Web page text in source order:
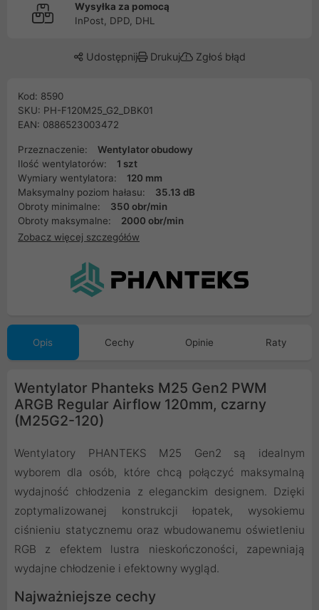
Wysyłka za pomocą
InPost, DPD, DHL
Udostępnij Drukuj Zgłoś błąd
Kod: 8590
SKU: PH-F120M25_G2_DBK01
EAN: 0886523003472
Przeznaczenie:
Wentylator obudowy
Ilość wentylatorów:
1 szt
Wymiary wentylatora:
120 mm
Maksymalny poziom hałasu:
35.13 dB
Obroty minimalne:
350 obr/min
Obroty maksymalne:
2000 obr/min
Zobacz więcej szczegółów
Opis Cechy Opinie Raty
Wentylator Phanteks M25 Gen2 PWM
ARGB Regular Airflow 120mm, czarny
(M25G2-120)
Wentylatory PHANTEKS M25 Gen2 są idealnym
wyborem dla osób, które chcą połączyć maksymalną
wydajność chłodzenia z eleganckim designem. Dzięki
zoptymalizowanej konstrukcji łopatek, wysokiemu
ciśnieniu statycznemu oraz wbudowanemu oświetleniu
RGB z efektem lustra nieskończoności, zapewniają
wydajne chłodzenie i efektowny wygląd.
Najważniejsze cechy